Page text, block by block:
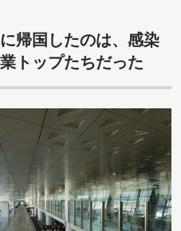
帰国したのは、感染
トップたちだった